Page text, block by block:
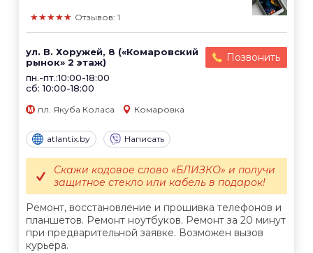
★★★★★ Отзывов: 1
ул. В. Хоружей, 8 («Комаровский
рынок» 2 этаж)
пн.-пт.:10:00-18:00
сб: 10:00-18:00
Позвонить
пл. Якуба Коласа Комаровка
atlantix.by Написать
Ремонт, восстановление и прошивка телефонов и
планшетов. Ремонт ноутбуков. Ремонт за 20 минут
при предварительной заявке. Возможен вызов
курьера.
Скажи кодовое слово «БЛИЗКО» и получи
защитное стекло или кабель в подарок!